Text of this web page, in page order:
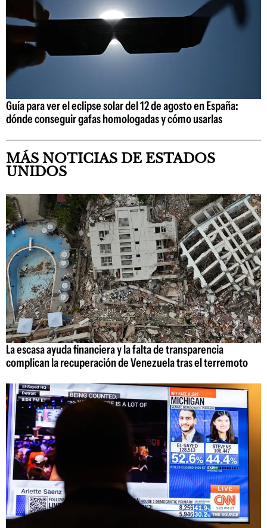
Guía para ver el eclipse solar del 12 de agosto en España:
dónde conseguir gafas homologadas y cómo usarlas
MÁS NOTICIAS DE ESTADOS
UNIDOS
La escasa ayuda financiera y la falta de transparencia
complican la recuperación de Venezuela tras el terremoto